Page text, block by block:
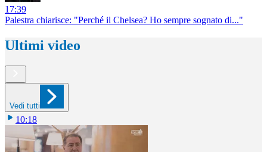
17:39
Palestra chiarisce: "Perché il Chelsea? Ho sempre sognato di..."
Ultimi video
Vedi tutti
10:18